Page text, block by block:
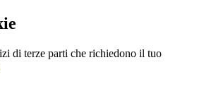
di terze parti che richiedono il tuo